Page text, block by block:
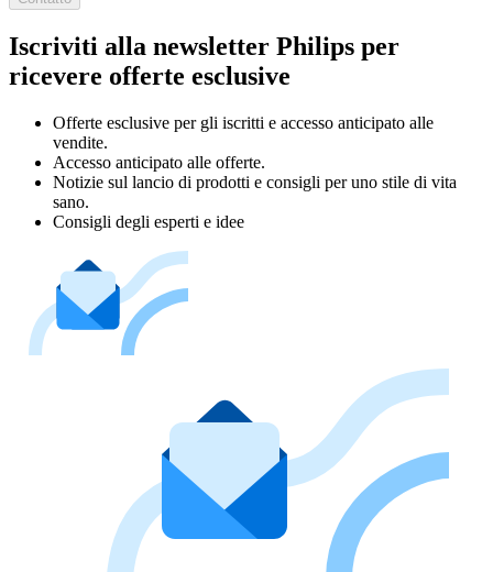
Iscriviti alla newsletter Philips per
ricevere offerte esclusive
Offerte esclusive per gli iscritti e accesso anticipato alle
vendite.
Accesso anticipato alle offerte.
Notizie sul lancio di prodotti e consigli per uno stile di vita
sano.
Consigli degli esperti e idee